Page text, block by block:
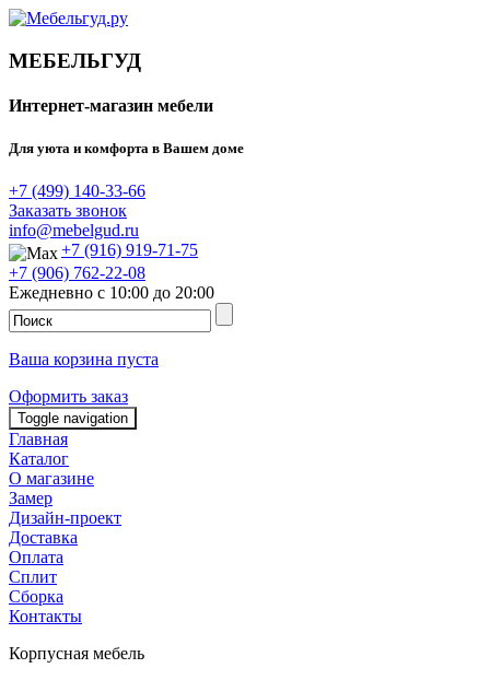
МЕБЕЛЬГУД
Интернет-магазин мебели
Для уюта и комфорта в Вашем доме
+7 (499) 140-33-66
Заказать звонок
info@mebelgud.ru
+7 (916) 919-71-75
+7 (906) 762-22-08
Ежедневно с 10:00 до 20:00
Ваша корзина пуста
Оформить заказ
Toggle navigation
Главная
Каталог
О магазине
Замер
Дизайн-проект
Доставка
Оплата
Сплит
Сборка
Контакты
Корпусная мебель